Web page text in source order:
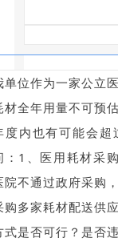
单位作为一家公立
材全年用量不可预
度内也有可能会超
：1、医用耗材采
院不通过政府采购
购多家耗材配送供
式是否可行？是否